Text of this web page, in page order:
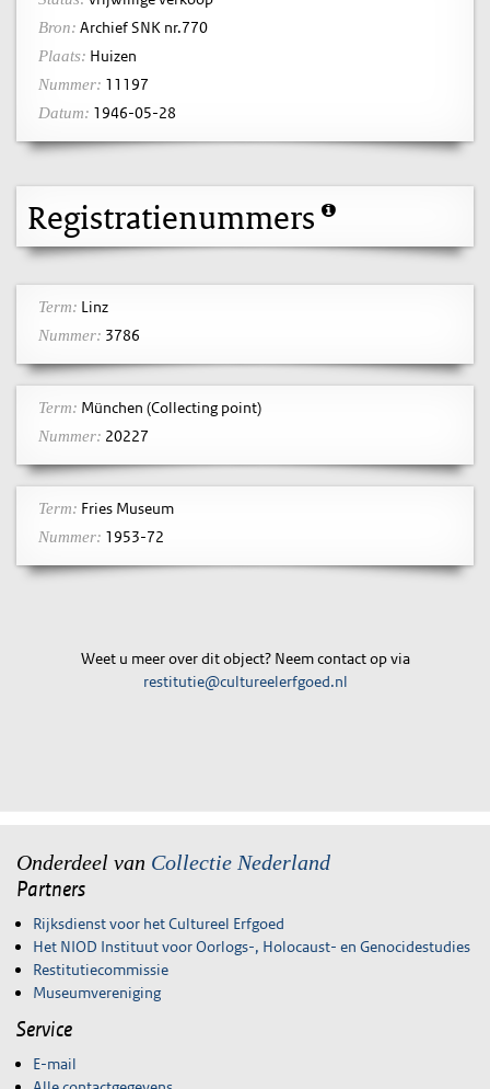
Bron: Archief SNK nr.770
Plaats: Huizen
Nummer: 11197
Datum: 1946-05-28
Registratienummers
Term: Linz
Nummer: 3786
Term: München (Collecting point)
Nummer: 20227
Term: Fries Museum
Nummer: 1953-72
Weet u meer over dit object? Neem contact op via
restitutie@cultureelerfgoed.nl
Onderdeel van Collectie Nederland
Partners
Rijksdienst voor het Cultureel Erfgoed
Het NIOD Instituut voor Oorlogs-, Holocaust- en Genocidestudies
Restitutiecommissie
Museumvereniging
Service
E-mail